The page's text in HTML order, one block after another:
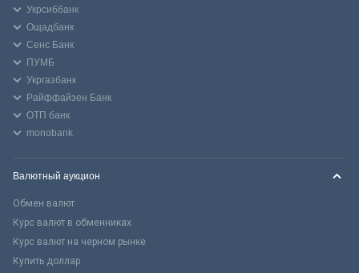
Укрсиббанк
Ощадбанк
Сенс Банк
ПУМБ
Укргазбанк
Райффайзен Банк
ОТП банк
monobank
Валютный аукцион
Обмен валют
Курс валют в обменниках
Курс валют на черном рынке
Купить доллар